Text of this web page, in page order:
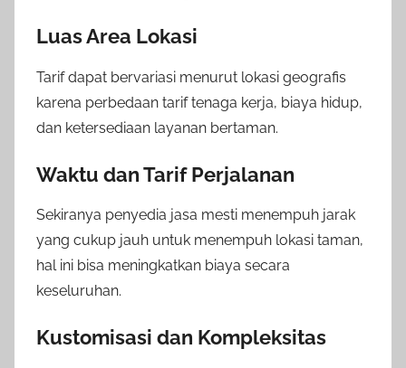
Luas Area Lokasi
Tarif dapat bervariasi menurut lokasi geografis
karena perbedaan tarif tenaga kerja, biaya hidup,
dan ketersediaan layanan bertaman.
Waktu dan Tarif Perjalanan
Sekiranya penyedia jasa mesti menempuh jarak
yang cukup jauh untuk menempuh lokasi taman,
hal ini bisa meningkatkan biaya secara
keseluruhan.
Kustomisasi dan Kompleksitas